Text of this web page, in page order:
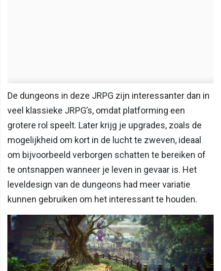
De dungeons in deze JRPG zijn interessanter dan in
veel klassieke JRPG’s, omdat platforming een
grotere rol speelt. Later krijg je upgrades, zoals de
mogelijkheid om kort in de lucht te zweven, ideaal
om bijvoorbeeld verborgen schatten te bereiken of
te ontsnappen wanneer je leven in gevaar is. Het
leveldesign van de dungeons had meer variatie
kunnen gebruiken om het interessant te houden.